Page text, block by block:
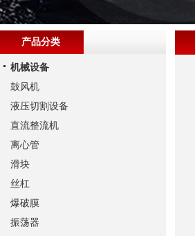
产品分类
机械设备
鼓风机
液压切割设备
直流整流机
离心管
滑块
丝杠
爆破膜
振荡器